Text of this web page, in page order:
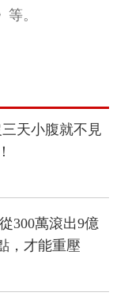
。
天小腹就不見
300萬滾出9億
，才能重壓